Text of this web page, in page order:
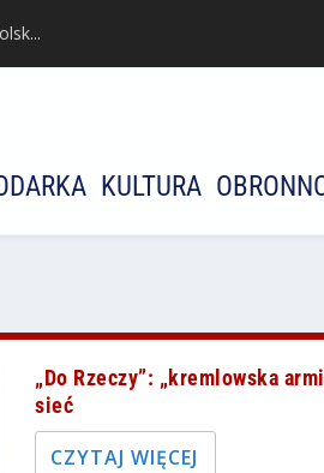
KULTURA
„Do Rzeczy”: „kremlowska
sieć
CZYTAJ WIĘCEJ